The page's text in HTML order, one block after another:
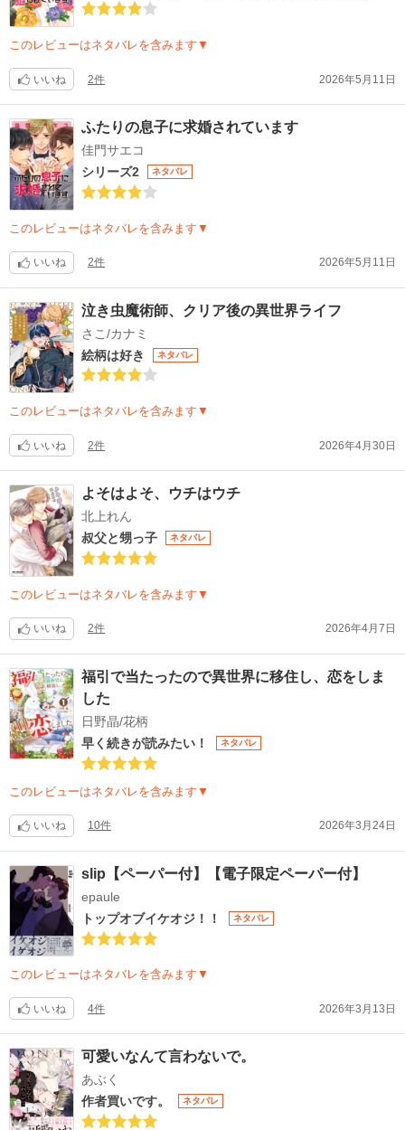
このレビューはネタバレを含みます▼
いいね 2件 2026年5月11日
ふたりの息子に求婚されています
佳門サエコ
シリーズ2
ネタバレ
このレビューはネタバレを含みます▼
いいね 2件 2026年5月11日
泣き虫魔術師、クリア後の異世界ライフ
さこ/カナミ
絵柄は好き
ネタバレ
このレビューはネタバレを含みます▼
いいね 2件 2026年4月30日
よそはよそ、ウチはウチ
北上れん
叔父と甥っ子
ネタバレ
このレビューはネタバレを含みます▼
いいね 2件 2026年4月7日
福引で当たったので異世界に移住し、恋をしま
した
日野晶/花柄
早く続きが読みたい！
ネタバレ
このレビューはネタバレを含みます▼
いいね 10件 2026年3月24日
slip【ペーパー付】【電子限定ペーパー付】
epaule
トップオブイケオジ！！
ネタバレ
このレビューはネタバレを含みます▼
いいね 4件 2026年3月13日
可愛いなんて言わないで。
あぶく
作者買いです。
ネタバレ